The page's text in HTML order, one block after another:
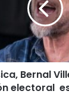
Bernal
electoral